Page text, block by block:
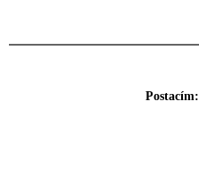
Postacím: